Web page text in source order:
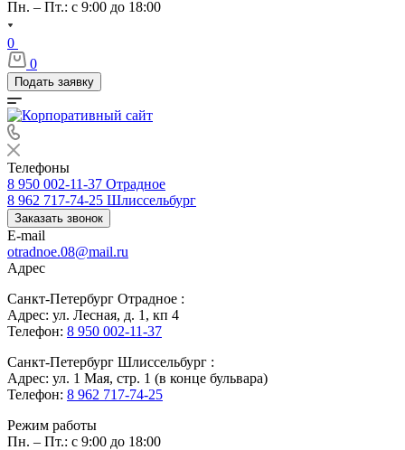
Пн. – Пт.: с 9:00 до 18:00
0
0
Подать заявку
Телефоны
8 950 002-11-37 Отрадное
8 962 717-74-25 Шлиссельбург
Заказать звонок
E-mail
otradnoe.08@mail.ru
Адрес
Санкт-Петербург Отрадное :
Адрес: ул. Лесная, д. 1, кп 4
Телефон: 8 950 002-11-37
Санкт-Петербург Шлиссельбург :
Адрес: ул. 1 Мая, стр. 1 (в конце бульвара)
Телефон: 8 962 717-74-25
Режим работы
Пн. – Пт.: с 9:00 до 18:00